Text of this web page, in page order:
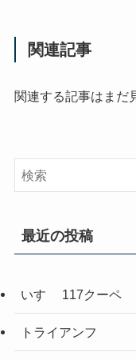
関連記事
関連する記事はまだ
最近の投稿
いすゞ 117クーペ
トライアンフ